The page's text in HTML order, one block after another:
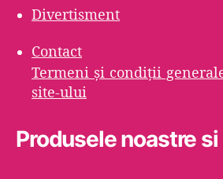
Divertisment
Contact
Termeni şi condiţii
site-ului
Produsele noastre si